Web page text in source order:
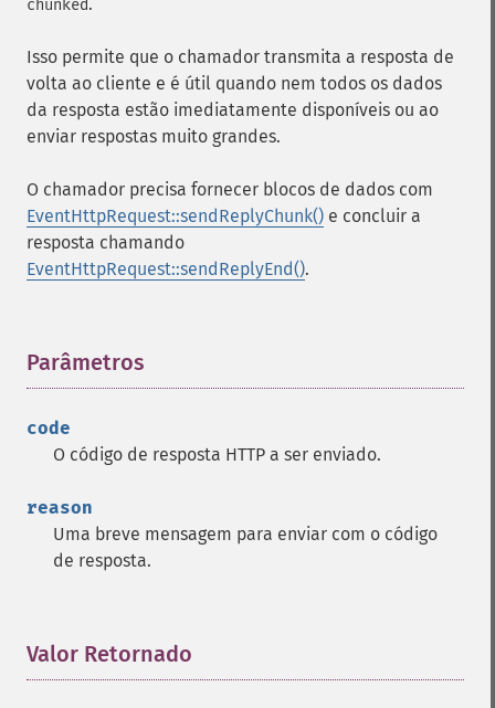
chunked
Isso permite que o chamador transmita a resposta de
volta ao cliente e é útil quando nem todos os dados
da resposta estão imediatamente disponíveis ou ao
enviar respostas muito grandes.
O chamador precisa fornecer blocos de dados com
EventHttpRequest::sendReplyChunk() e concluir a
resposta chamando
EventHttpRequest::sendReplyEnd().
Parâmetros
code
O código de resposta HTTP a ser enviado.
reason
Uma breve mensagem para enviar com o código
de resposta.
Valor Retornado